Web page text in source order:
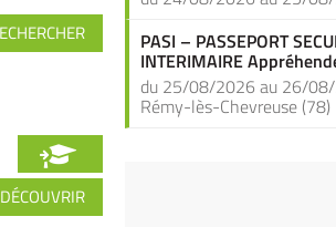
DÉCOUVRIR
PASI – PASSEPORT
INTERIMAIRE
principaux du BTP (Site
du 25/08/2026 au 26/
Rémy-lès-Chevreuse (78)